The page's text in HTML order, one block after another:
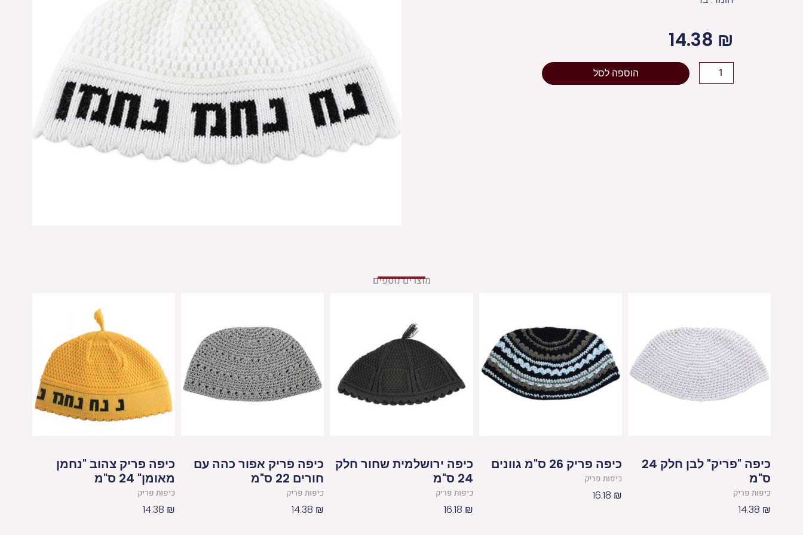
14.38 ₪
כמות
של
הוספה לסל
מוצרים נוספים
כיפה "פריק" לבן חלק 24
ס"מ
כיפות פריק
14.38 ₪
כיפה פריק 26 ס"מ גוונים
כיפות פריק
16.18 ₪
כיפה ירושלמית שחור חלק
24 ס"מ
כיפות פריק
16.18 ₪
כיפה פריק אפור כהה עם
חורים 22 ס"מ
כיפות פריק
14.38 ₪
כיפה פריק צהוב "נחמן
מאומן" 24 ס"מ
כיפות פריק
14.38 ₪